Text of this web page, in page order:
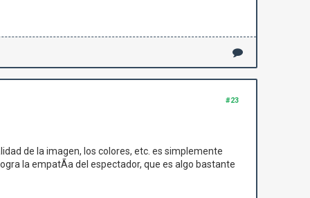
#23
de la imagen, los colores, etc. es simplemente
la empatÃ­a del espectador, que es algo bastante